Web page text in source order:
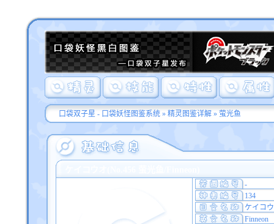
口袋双子星 - 口袋妖怪图鉴系统» 精灵图鉴详解» 萤光鱼
-
134
ケイコ
Finneon